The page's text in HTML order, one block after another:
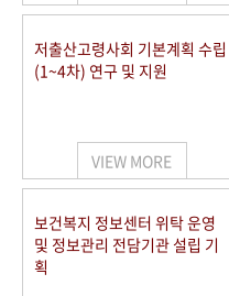
저출산고령사회 기본계획 수립
(1~4차) 연구 및 지원
VIEW MORE
보건복지 정보센터 위탁 운영
및 정보관리 전담기관 설립 기
획